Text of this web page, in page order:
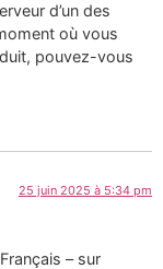
d’un des
où vous
pouvez-vous
25 juin 2025 à 5:34 pm
– sur